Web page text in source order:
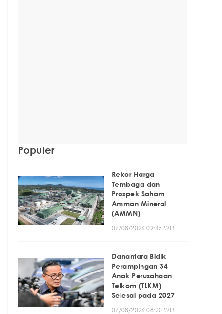
Populer
Rekor Harga
Tembaga dan
Prospek Saham
Amman Mineral
(AMMN)
07/08/2026 09:45 WIB
Danantara Bidik
Perampingan 34
Anak Perusahaan
Telkom (TLKM)
Selesai pada 2027
07/08/2026 08:20 WIB